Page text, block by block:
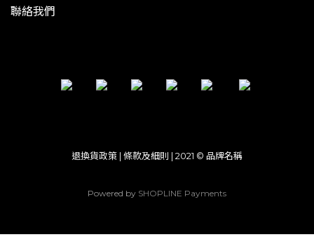
聯絡我們
退換貨政策 | 條款及細則 | 2021 © 品牌名稱
Powered by SHOPLINE Payments